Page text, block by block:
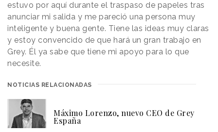
estuvo por aquí durante el traspaso de papeles tras
anunciar mi salida y me pareció una persona muy
inteligente y buena gente. Tiene las ideas muy claras
y estoy convencido de que hará un gran trabajo en
Grey. Él ya sabe que tiene mi apoyo para lo que
necesite.
NOTICIAS RELACIONADAS
Máximo Lorenzo, nuevo CEO de Grey
España